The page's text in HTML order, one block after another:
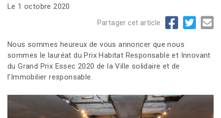
Le 1 octobre 2020
Partager cet article
Nous sommes heureux de vous annoncer que nous
sommes le lauréat du Prix Habitat Responsable et Innovant
du Grand Prix Essec 2020 de la Ville solidaire et de
l’Immobilier responsable.